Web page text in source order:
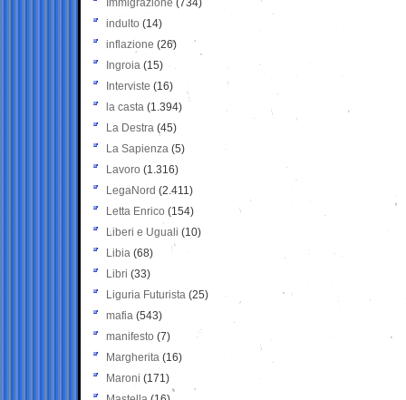
Immigrazione (734)
indulto (14)
inflazione (26)
Ingroia (15)
Interviste (16)
la casta (1.394)
La Destra (45)
La Sapienza (5)
Lavoro (1.316)
LegaNord (2.411)
Letta Enrico (154)
Liberi e Uguali (10)
Libia (68)
Libri (33)
Liguria Futurista (25)
mafia (543)
manifesto (7)
Margherita (16)
Maroni (171)